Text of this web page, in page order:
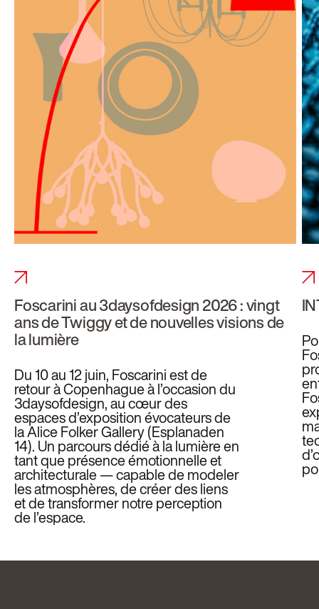
Foscarini au 3daysofdesign 2026 : vingt
ans de Twiggy et de nouvelles visions de
la lumière
Du 10 au 12 juin, Foscarini est de
retour à Copenhague à l’occasion du
3daysofdesign, au cœur des
espaces d’exposition évocateurs de
la Alice Folker Gallery (Esplanaden
14). Un parcours dédié à la lumière en
tant que présence émotionnelle et
architecturale — capable de modeler
les atmosphères, de créer des liens
et de transformer notre perception
de l’espace.